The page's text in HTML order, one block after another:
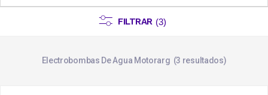
FILTRAR (3)
Electrobombas De Agua Motorarg 3 resultados